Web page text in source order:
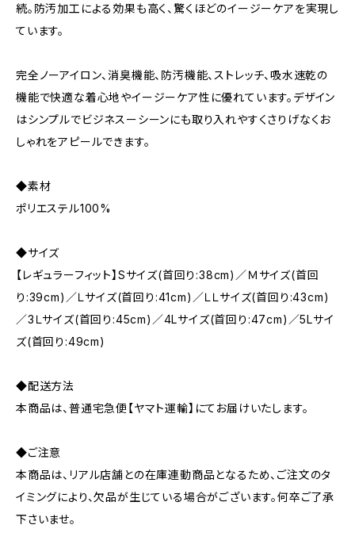
続。防汚加工による効果も高く、驚くほどのイージーケアを実現し
ています。
完全ノーアイロン、消臭機能、防汚機能、ストレッチ、吸水速乾の
機能で快適な着心地やイージーケア性に優れています。デザイン
はシンプルでビジネスーシーンにも取り入れやすくさりげなくお
しゃれをアピールできます。
◆素材
ポリエステル100%
◆サイズ
【レギュラーフィット】Sサイズ(首回り:38cm)／Ｍサイズ(首回
り:39cm)／Ｌサイズ(首回り:41cm)／ＬＬサイズ(首回り:43cm)
／3Ｌサイズ(首回り:45cm)／4Lサイズ(首回り:47cm)／5Lサイ
ズ(首回り:49cm)
◆配送方法
本商品は、普通宅急便【ヤマト運輸】にてお届けいたします。
◆ご注意
本商品は、リアル店舗との在庫連動商品となるため、ご注文のタ
イミングにより、欠品が生じている場合がございます。何卒ご了承
下さいませ。